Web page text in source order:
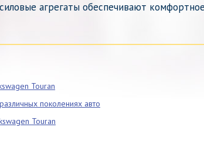
агрегаты обеспечивают
Touran
поколениях авто
Touran